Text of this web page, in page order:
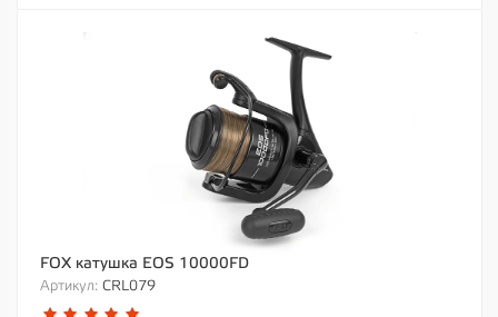
FOX катушка EOS 10000FD
Артикул: CRL079